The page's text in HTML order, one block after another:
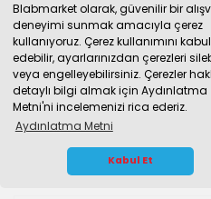
Blabmarket olarak, güvenilir bir
deneyimi sunmak amacıyla çerez
kullanıyoruz. Çerez kullanımını kabul
edebilir, ayarlarınızdan çerezleri
veya engelleyebilirsiniz. Çerezler
detaylı bilgi almak için Aydınlatma
Metni'ni incelemenizi rica ederiz.
Aydınlatma Metni
Kabul Et
En kaliteli ürünler ve en uygun
laboratuvar ürünleri satış mağazası
WHATSAPP İLETİŞİM